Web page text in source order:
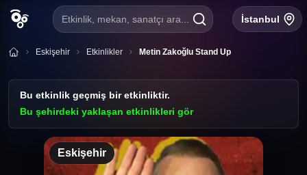
Etkinlik, mekan, sanatçı ara... İstanbul
Eskişehir Etkinlikler Metin Zakoğlu Stand Up
Bu etkinlik geçmiş bir etkinliktir.
Bu şehirdeki yaklaşan etkinlikleri gör
Metin Zakoğlu
Eskişehir